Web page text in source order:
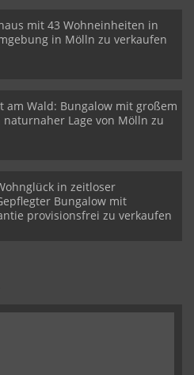
mit 43 Wohneinheiten in
in Mölln zu verkaufen
am Wald: Bungalow mit großem
Lage von Mölln zu
in zeitloser
Bungalow mit
provisionsfrei zu verkaufen